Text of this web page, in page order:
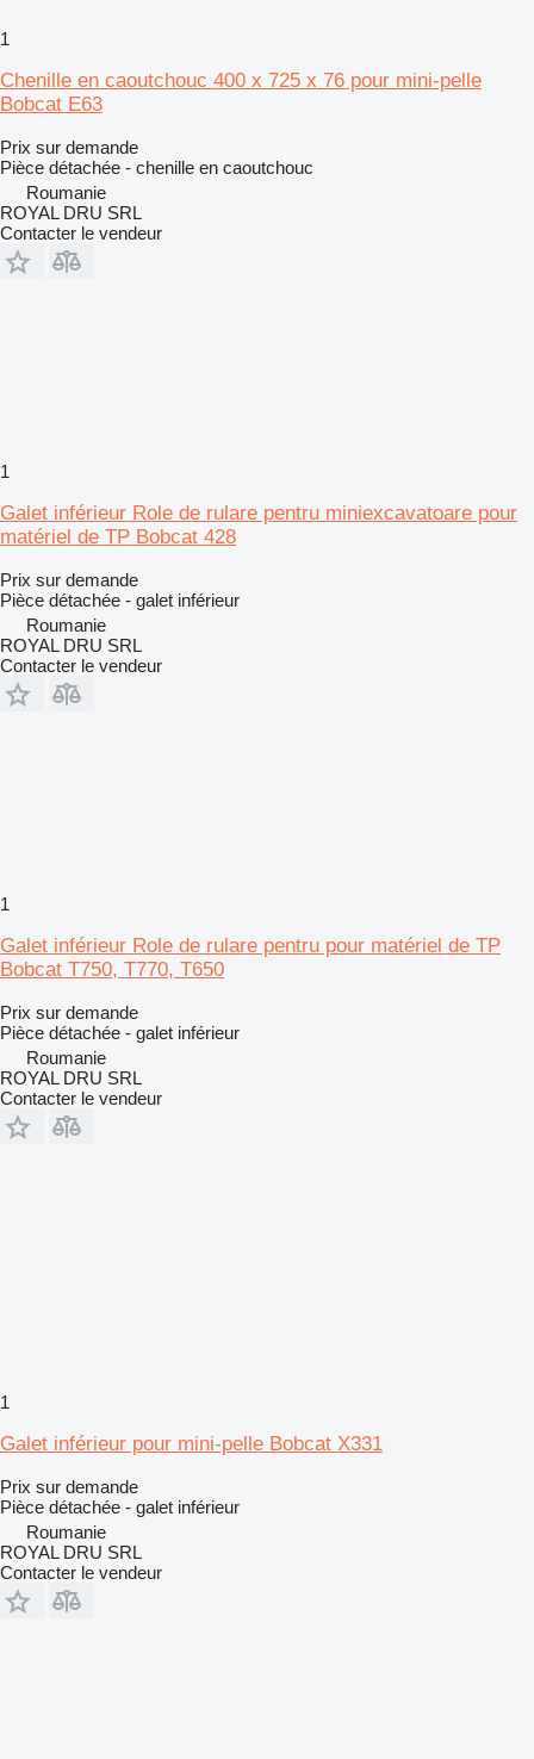
1
Chenille en caoutchouc 400 x 725 x 76 pour mini-pelle
Bobcat E63
Prix sur demande
Pièce détachée - chenille en caoutchouc
Roumanie
ROYAL DRU SRL
Contacter le vendeur
1
Galet inférieur Role de rulare pentru miniexcavatoare pour
matériel de TP Bobcat 428
Prix sur demande
Pièce détachée - galet inférieur
Roumanie
ROYAL DRU SRL
Contacter le vendeur
1
Galet inférieur Role de rulare pentru pour matériel de TP
Bobcat T750, T770, T650
Prix sur demande
Pièce détachée - galet inférieur
Roumanie
ROYAL DRU SRL
Contacter le vendeur
1
Galet inférieur pour mini-pelle Bobcat X331
Prix sur demande
Pièce détachée - galet inférieur
Roumanie
ROYAL DRU SRL
Contacter le vendeur